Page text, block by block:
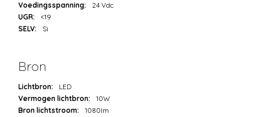
Voedingsspanning:
24 Vdc
UGR:
<19
SELV:
Sì
Bron
Lichtbron:
LED
Vermogen lichtbron:
10W
Bron lichtstroom:
1080lm